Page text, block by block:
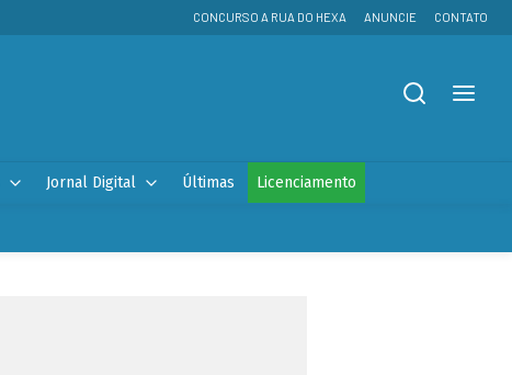
CONCURSO A RUA DO HEXA ANUNCIE CONTATO
Jornal Digital Últimas Licenciamento